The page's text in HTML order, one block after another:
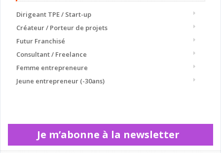
Dirigeant TPE / Start-up
Créateur / Porteur de projets
Futur Franchisé
Consultant / Freelance
Femme entrepreneure
Jeune entrepreneur (-30ans)
Je m’abonne à la newsletter